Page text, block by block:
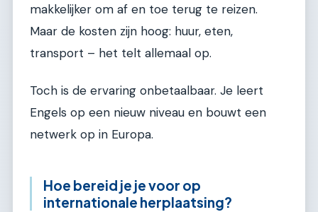
makkelijker om af en toe terug te reizen.
Maar de kosten zijn hoog: huur, eten,
transport – het telt allemaal op.
Toch is de ervaring onbetaalbaar. Je leert
Engels op een nieuw niveau en bouwt een
netwerk op in Europa.
Hoe bereid je je voor op
internationale herplaatsing?